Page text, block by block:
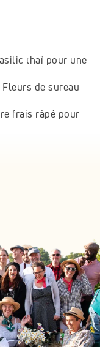
thaï pour une
de sureau
frais râpé pour